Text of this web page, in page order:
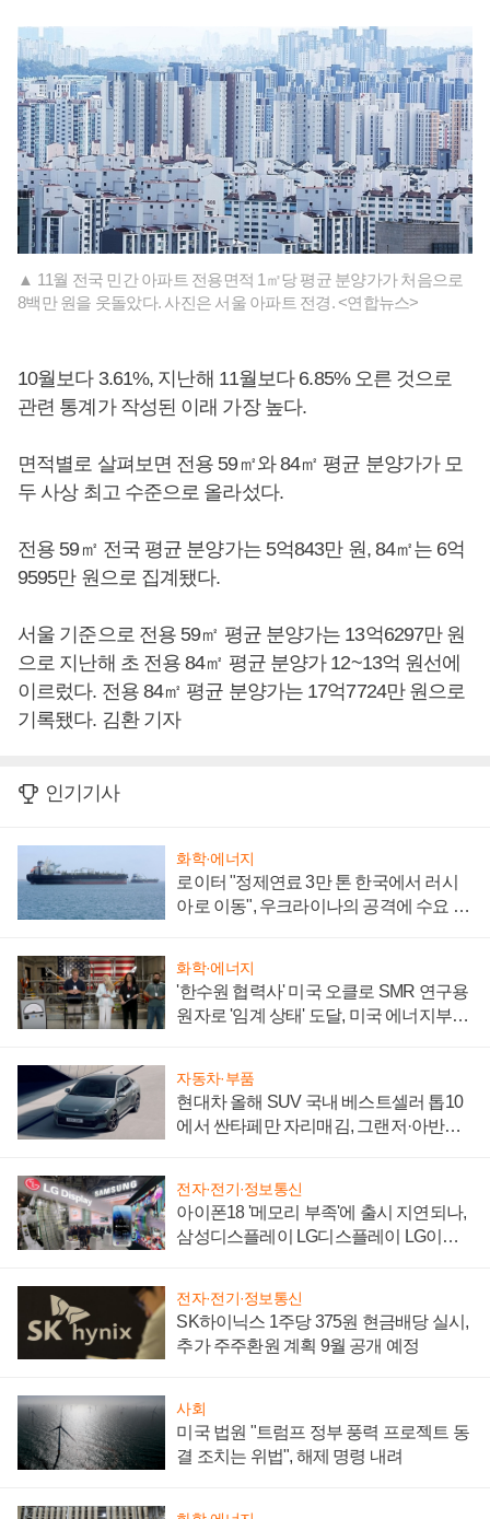
▲ 11월 전국 민간 아파트 전용면적 1㎡당 평균 분양가가 처음으로
8백만 원을 웃돌았다. 사진은 서울 아파트 전경. <연합뉴스>
10월보다 3.61%, 지난해 11월보다 6.85% 오른 것으로
관련 통계가 작성된 이래 가장 높다.
면적별로 살펴보면 전용 59㎡와 84㎡ 평균 분양가가 모
두 사상 최고 수준으로 올라섰다.
전용 59㎡ 전국 평균 분양가는 5억843만 원, 84㎡는 6억
9595만 원으로 집계됐다.
서울 기준으로 전용 59㎡ 평균 분양가는 13억6297만 원
으로 지난해 초 전용 84㎡ 평균 분양가 12~13억 원선에
이르렀다. 전용 84㎡ 평균 분양가는 17억7724만 원으로
기록됐다. 김환 기자
인기기사
화학·에너지
로이터 "정제연료 3만 톤 한국에서 러시
아로 이동", 우크라이나의 공격에 수요 늘
화학·에너지
'한수원 협력사' 미국 오클로 SMR 연구용
원자로 '임계 상태' 도달, 미국 에너지부
자동차·부품
현대차 올해 SUV 국내 베스트셀러 톱10
에서 싼타페만 자리매김, 그랜저·아반떼
전자·전기·정보통신
아이폰18 '메모리 부족'에 출시 지연되나,
삼성디스플레이 LG디스플레이 LG이노
전자·전기·정보통신
SK하이닉스 1주당 375원 현금배당 실시,
추가 주주환원 계획 9월 공개 예정
사회
미국 법원 "트럼프 정부 풍력 프로젝트 동
결 조치는 위법", 해제 명령 내려